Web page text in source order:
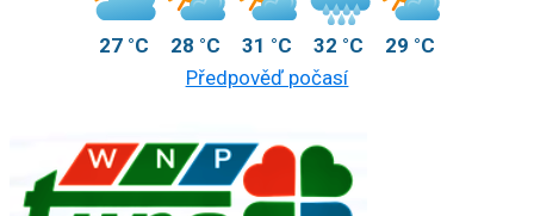
27 °C 28 °C 31 °C 32 °C
29 °C
Předpověď počasí